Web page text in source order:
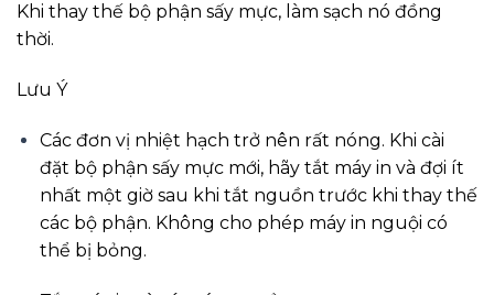
Khi thay thế bộ phận sấy mực, làm sạch nó đồng
thời.
Lưu Ý
Các đơn vị nhiệt hạch trở nên rất nóng. Khi cài
đặt bộ phận sấy mực mới, hãy tắt máy in và đợi ít
nhất một giờ sau khi tắt nguồn trước khi thay thế
các bộ phận. Không cho phép máy in nguội có
thể bị bỏng.